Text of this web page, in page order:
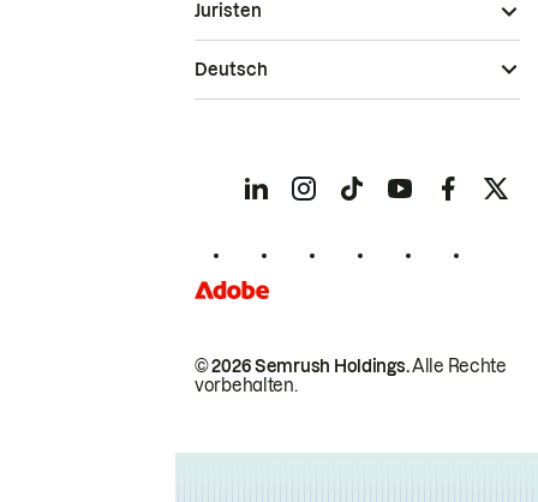
© 2026 Semrush Holdings.Alle Rechte
vorbehalten.
Juristen
Deutsch